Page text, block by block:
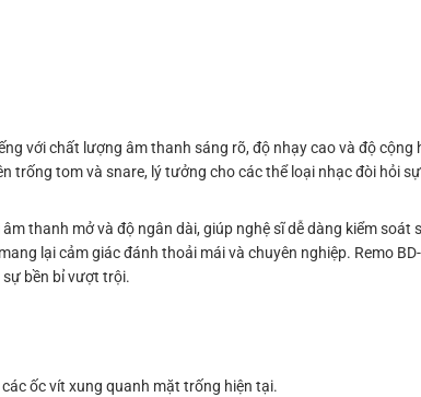
với chất lượng âm thanh sáng rõ, độ nhạy cao và độ cộng
trống tom và snare, lý tưởng cho các thể loại nhạc đòi hỏi
thanh mở và độ ngân dài, giúp nghệ sĩ dễ dàng kiểm soát
lại cảm giác đánh thoải mái và chuyên nghiệp. Remo
bền bỉ vượt trội.
ốc vít xung quanh mặt trống hiện tại.